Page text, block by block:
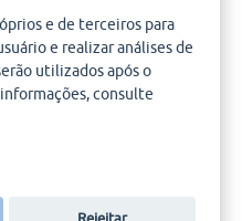
e de terceiros para
e realizar análises de
utilizados após o
consulte